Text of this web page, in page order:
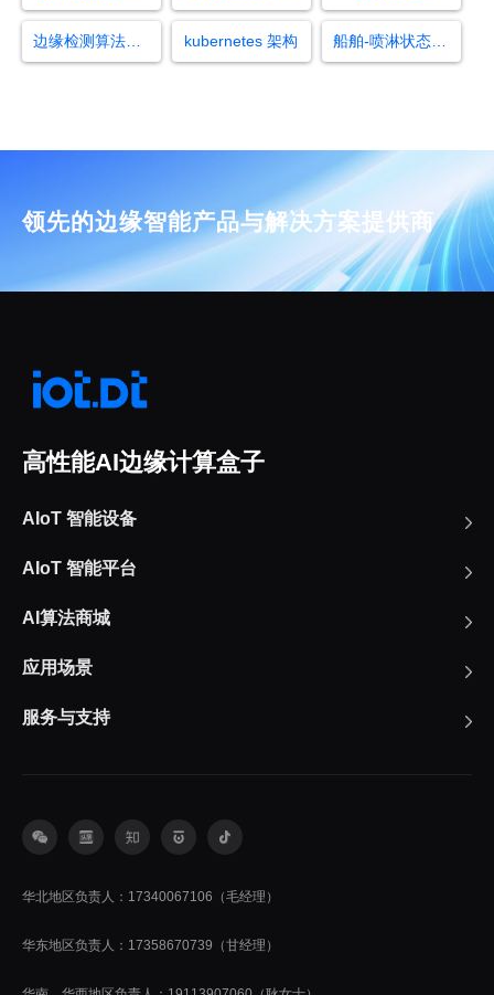
边缘检测算法和yolo结合 kubernetes 架构 船舶-喷淋状态检测算法
领先的边缘智能产品与解决方案提供商
高性能AI边缘计算盒子
AIoT 智能设备
AIoT 智能平台
AI算法商城
应用场景
服务与支持
华北地区负责人：17340067106（毛经理）
华东地区负责人：17358670739（甘经理）